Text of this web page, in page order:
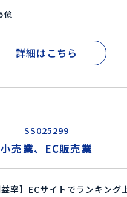
億
詳細はこちら
SS025299
小売業、EC販売業
益率】ECサイトでランキング